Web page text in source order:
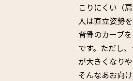
こりにくい（
人は直立姿勢
背骨のカーブ
です。ただし
が大きくなり
そんなあお向